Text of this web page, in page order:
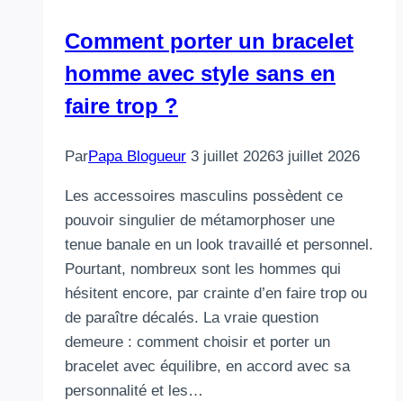
Comment porter un bracelet
homme avec style sans en
faire trop ?
ParPapa Blogueur 3 juillet 20263 juillet 2026
Les accessoires masculins possèdent ce
pouvoir singulier de métamorphoser une
tenue banale en un look travaillé et personnel.
Pourtant, nombreux sont les hommes qui
hésitent encore, par crainte d’en faire trop ou
de paraître décalés. La vraie question
demeure : comment choisir et porter un
bracelet avec équilibre, en accord avec sa
personnalité et les…